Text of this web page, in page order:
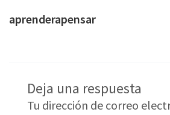
aprenderapensar
Deja una respuesta
Tu dirección de correo